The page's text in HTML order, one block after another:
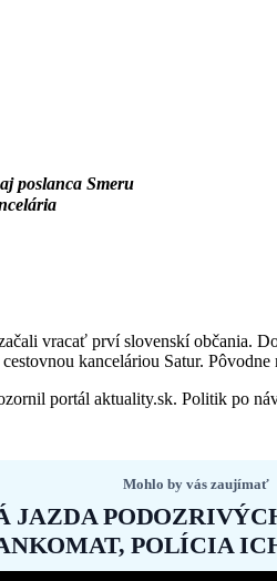
poslanca Smeru
vracať prví slovenskí občania.
kanceláriou Satur.
portál aktuality.sk. Politik po
Mohlo by vás zaujímať
JAZDA
POLÍCIA